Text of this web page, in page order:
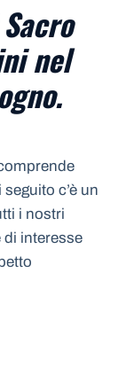
nel
c’è un
i nostri
interesse